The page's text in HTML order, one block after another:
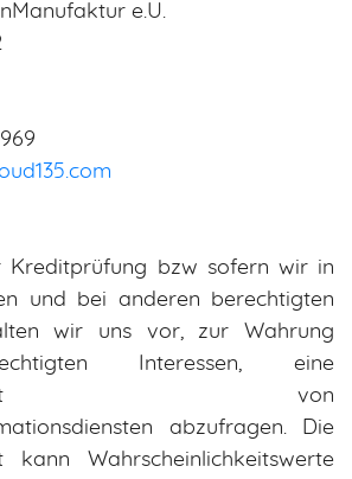
e.U.
Kreditprüfung bzw sofern wir in
und bei anderen berechtigten
wir uns vor, zur Wahrung
Interessen, eine
von
abzufragen. Die
kann Wahrscheinlichkeitswerte